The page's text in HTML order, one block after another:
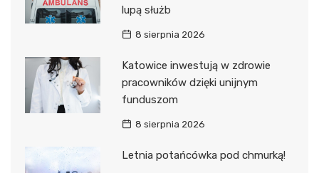
lupą służb
8 sierpnia 2026
Katowice inwestują w zdrowie
pracowników dzięki unijnym
funduszom
8 sierpnia 2026
Letnia potańcówka pod chmurką!